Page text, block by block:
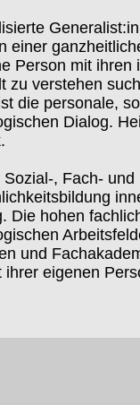
einer
Person mit ihren
zu verstehen
die personale,
Dialog.
Sozial-, Fach-
Die hohen
und
ihrer eigenen